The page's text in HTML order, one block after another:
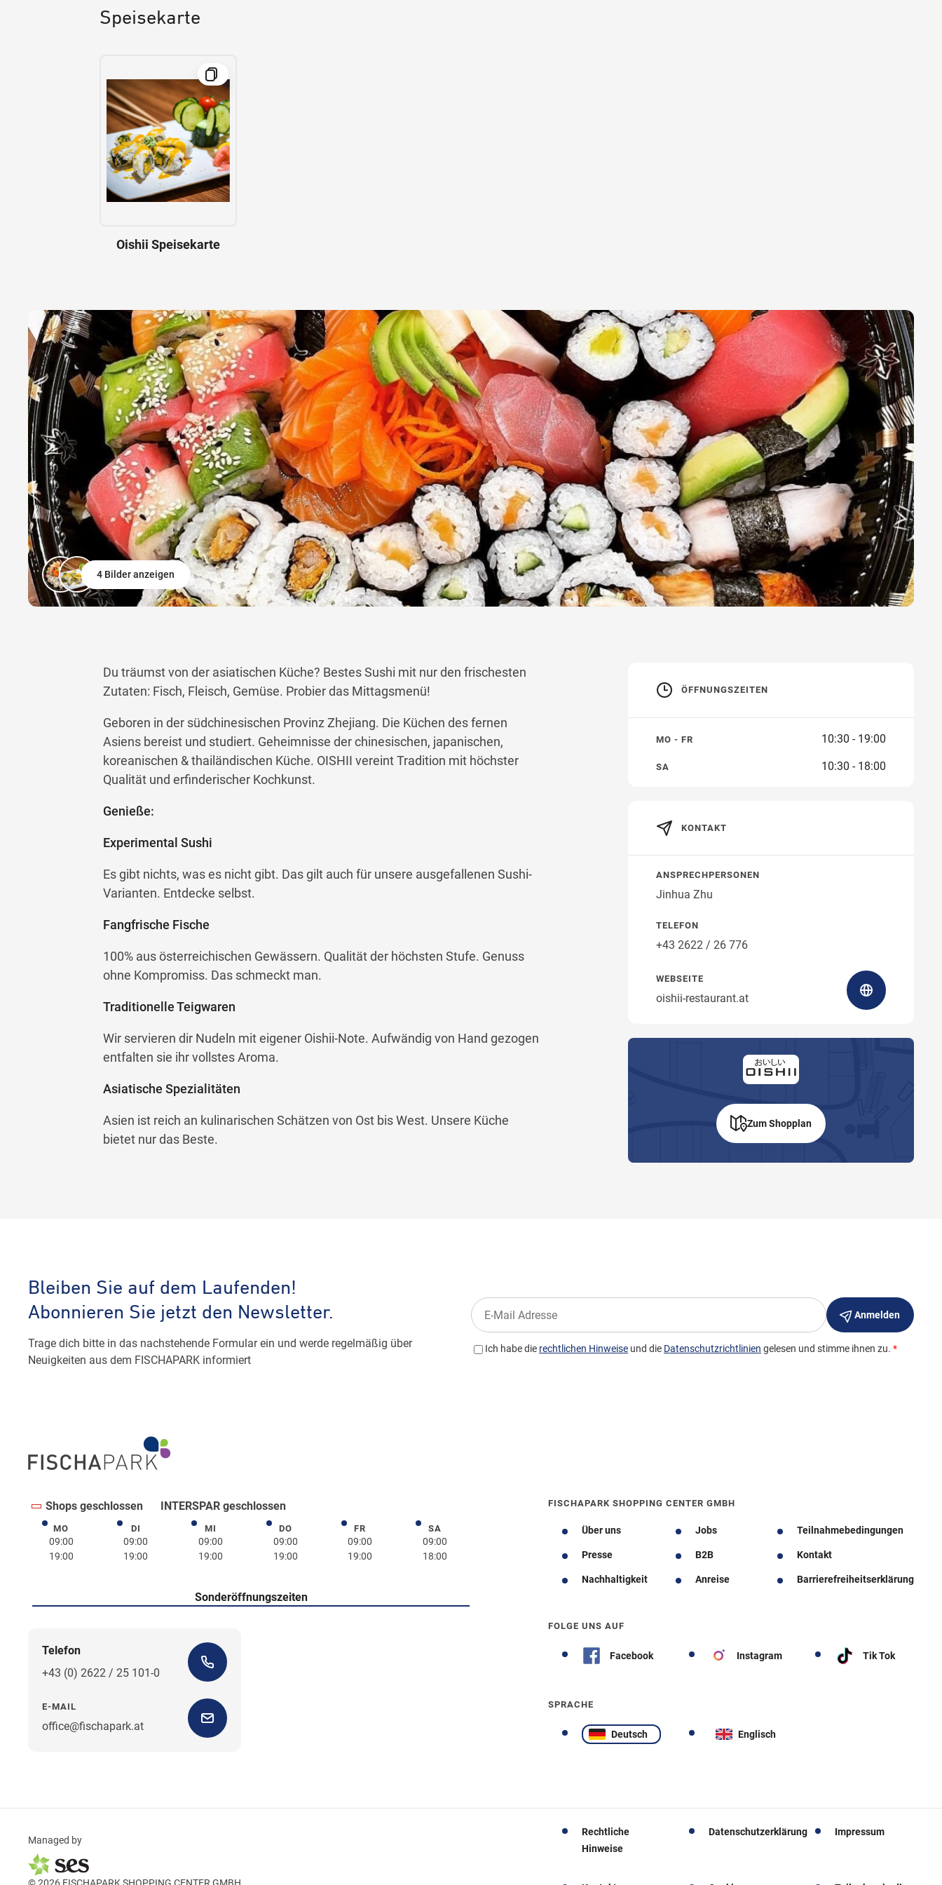
Speisekarte
Oishii Speisekarte
4 Bilder anzeigen
Du träumst von der asiatischen Küche? Bestes Sushi mit nur den frischesten
Zutaten: Fisch, Fleisch, Gemüse. Probier das Mittagsmenü!
Geboren in der südchinesischen Provinz Zhejiang. Die Küchen des fernen
Asiens bereist und studiert. Geheimnisse der chinesischen, japanischen,
koreanischen & thailändischen Küche. OISHII vereint Tradition mit höchster
Qualität und erfinderischer Kochkunst.
Genieße:
Experimental Sushi
Es gibt nichts, was es nicht gibt. Das gilt auch für unsere ausgefallenen Sushi-
Varianten. Entdecke selbst.
Fangfrische Fische
100% aus österreichischen Gewässern. Qualität der höchsten Stufe. Genuss
ohne Kompromiss. Das schmeckt man.
Traditionelle Teigwaren
Wir servieren dir Nudeln mit eigener Oishii-Note. Aufwändig von Hand gezogen
entfalten sie ihr vollstes Aroma.
Asiatische Spezialitäten
Asien ist reich an kulinarischen Schätzen von Ost bis West. Unsere Küche
bietet nur das Beste.
ÖFFNUNGSZEITEN
MO - FR 10:30 - 19:00
SA 10:30 - 18:00
KONTAKT
ANSPRECHPERSONEN
Jinhua Zhu
TELEFON
+43 2622 / 26 776
WEBSEITE
oishii-restaurant.at
Zum Shopplan
Shops geschlossen INTERSPAR geschlossen
MOMontag
09:00
19:00
DIDienstag
09:00
19:00
MIMittwoch
09:00
19:00
DODonnerstag
09:00
19:00
FRFreitag
09:00
19:00
SASamstag
09:00
18:00
Sonderöffnungszeiten
Telefon
+43 (0) 2622 / 25 101-0
E-MAIL
office@fischapark.at
FISCHAPARK SHOPPING CENTER GMBH
Über uns Jobs Teilnahmebedingungen
Presse B2B Kontakt
Nachhaltigkeit Anreise Barrierefreiheitserklärung
FOLGE UNS AUF
Facebook Instagram Tik Tok
SPRACHE
Deutsch Englisch
Managed by
Rechtliche
Hinweise
Datenschutzerklärung Impressum